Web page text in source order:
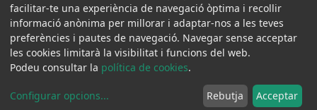
Amb la col·laboració de:
facilitar-te una experiència de navegació òptima i recollir
informació anònima per millorar i adaptar-nos a les teves
preferències i pautes de navegació. Navegar sense acceptar
les cookies limitarà la visibilitat i funcions del web.
Podeu consultar la política de cookies.
Configurar opcions... Rebutja Acceptar